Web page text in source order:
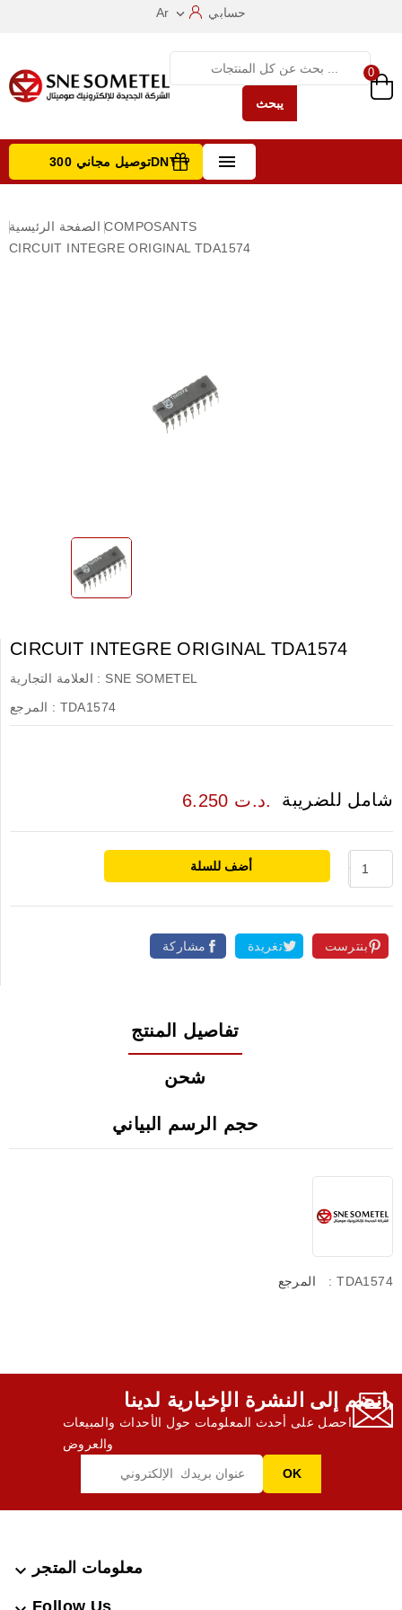
Ar  حسابي
يبحث
0
 توصيل مجاني 300DNT +
الصفحة الرئيسية COMPOSANTS
CIRCUIT INTEGRE ORIGINAL TDA1574
CIRCUIT INTEGRE ORIGINAL TDA1574
العلامة التجارية : SNE SOMETEL
المرجع : TDA1574
6.250 د.ت. شامل للضريبة
أضف للسلة
مشاركة تغريدة بنترست
تفاصيل المنتج
شحن
حجم الرسم البياني
المرجع : TDA1574
انضم إلى النشرة الإخبارية لدينا,
احصل على أحدث المعلومات حول الأحداث والمبيعات
والعروض
معلومات المتجر 
Follow Us